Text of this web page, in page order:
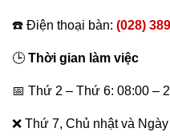
☎️ Điện thoại bàn: (028)
🕒 Thời gian làm việc
📅 Thứ 2 – Thứ 6: 08:00 –
❌ Thứ 7, Chủ nhật và